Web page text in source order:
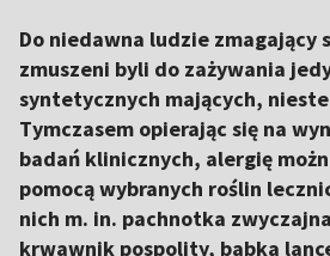
Do niedawna ludzie zmagający
zmuszeni byli do zażywania
syntetycznych mających,
Tymczasem opierając się na
badań klinicznych, alergię
pomocą wybranych roślin
nich m. in. pachnotka
krwawnik pospolity, babka